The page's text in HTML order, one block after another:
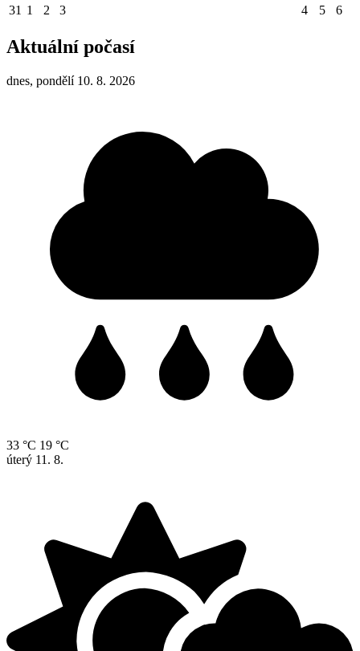
31 1 2 3 4 5 6
Aktuální počasí
dnes, pondělí 10. 8. 2026
33 °C 19 °C
úterý 11. 8.